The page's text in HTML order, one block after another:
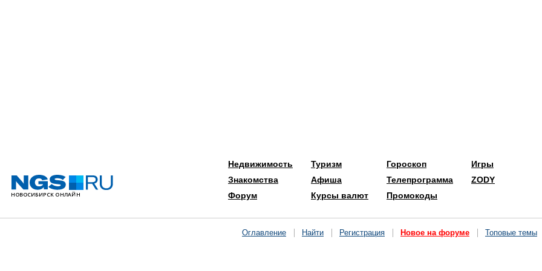
Недвижимость
Знакомства
Форум
Туризм
Афиша
Курсы валют
Гороскоп
Телепрограмма
Промокоды
Игры
ZODY
Оглавление Найти Регистрация Новое на форуме Топовые темы